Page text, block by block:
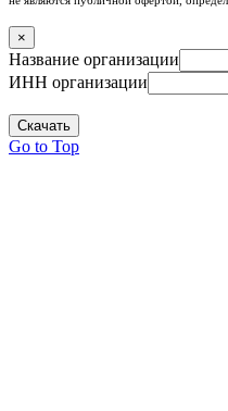
×
Название организации
ИНН организации
Скачать
Go to Top